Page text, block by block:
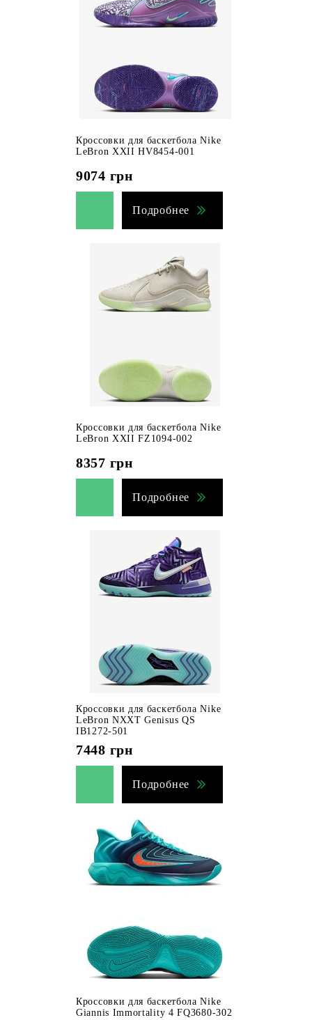
Кроссовки для баскетбола Nike
LeBron XXII HV8454-001
9074 грн
Подробнее
Кроссовки для баскетбола Nike
LeBron XXII FZ1094-002
8357 грн
Подробнее
Кроссовки для баскетбола Nike
LeBron NXXT Genisus QS
IB1272-501
7448 грн
Подробнее
Кроссовки для баскетбола Nike
Giannis Immortality 4 FQ3680-302